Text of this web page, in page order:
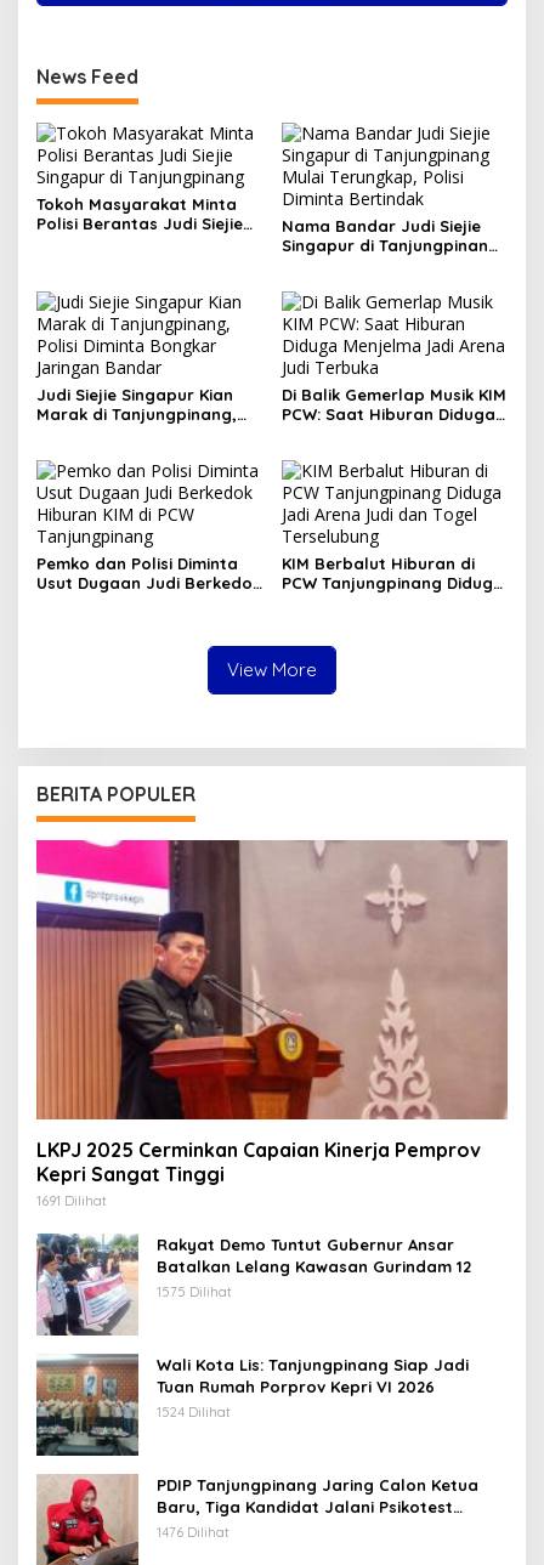
News Feed
Tokoh Masyarakat Minta
Polisi Berantas Judi Siejie
Nama Bandar Judi Siejie
Singapur di Tanjungpinang
Judi Siejie Singapur Kian
Marak di Tanjungpinang,
Di Balik Gemerlap Musik KIM
PCW: Saat Hiburan Diduga
Pemko dan Polisi Diminta
Usut Dugaan Judi Berkedok
KIM Berbalut Hiburan di
PCW Tanjungpinang Diduga
View More
BERITA POPULER
LKPJ 2025 Cerminkan Capaian Kinerja Pemprov
Kepri Sangat Tinggi
1691 Dilihat
Rakyat Demo Tuntut Gubernur Ansar
Batalkan Lelang Kawasan Gurindam 12
1575 Dilihat
Wali Kota Lis: Tanjungpinang Siap Jadi
Tuan Rumah Porprov Kepri VI 2026
1524 Dilihat
PDIP Tanjungpinang Jaring Calon Ketua
Baru, Tiga Kandidat Jalani Psikotest
Daring
1476 Dilihat